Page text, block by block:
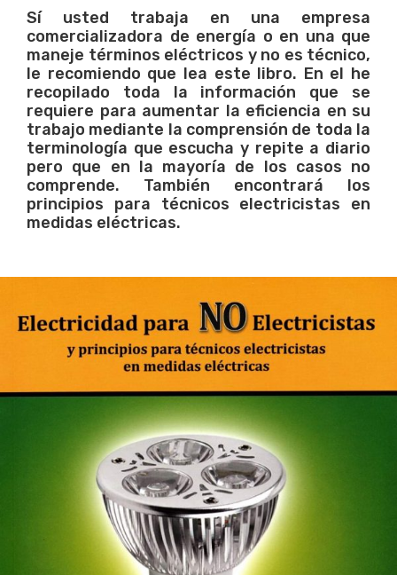
Sí usted trabaja en una empresa
comercializadora de energía o en una que
maneje términos eléctricos y no es técnico,
le recomiendo que lea este libro. En el he
recopilado toda la información que se
requiere para aumentar la eficiencia en su
trabajo mediante la comprensión de toda la
terminología que escucha y repite a diario
pero que en la mayoría de los casos no
comprende. También encontrará los
principios para técnicos electricistas en
medidas eléctricas.